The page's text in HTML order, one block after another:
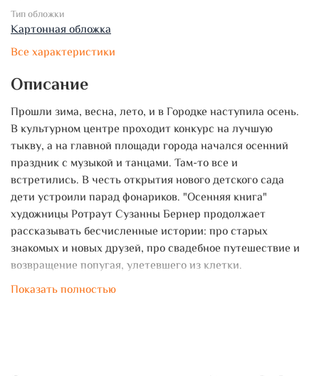
Тип обложки
Картонная обложка
Все характеристики
Описание
Прошли зима, весна, лето, и в Городке наступила осень.
В культурном центре проходит конкурс на лучшую
тыкву, а на главной площади города начался осенний
праздник с музыкой и танцами. Там-то все и
встретились. В честь открытия нового детского сада
дети устроили парад фонариков. "Осенняя книга"
художницы Ротраут Сузанны Бернер продолжает
рассказывать бесчисленные истории: про старых
знакомых и новых друзей, про свадебное путешествие и
возвращение попугая, улетевшего из клетки.
Показать полностью